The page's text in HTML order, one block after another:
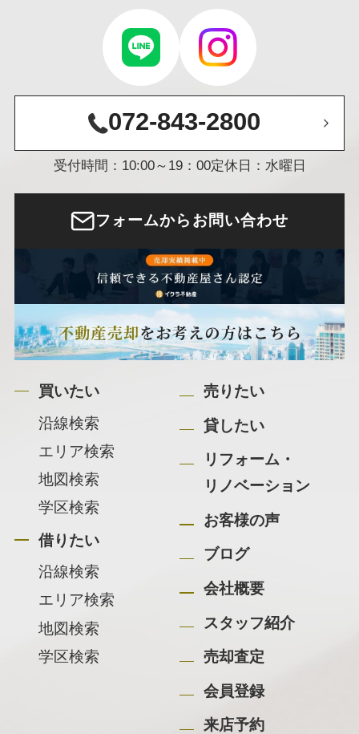
072-843-2800
受付時間：10:00～19：00定休日：水曜日
フォームからお問い合わせ
買いたい
沿線検索
エリア検索
地図検索
学区検索
借りたい
沿線検索
エリア検索
地図検索
学区検索
売りたい
貸したい
リフォーム・
リノベーション
お客様の声
ブログ
会社概要
スタッフ紹介
売却査定
会員登録
来店予約